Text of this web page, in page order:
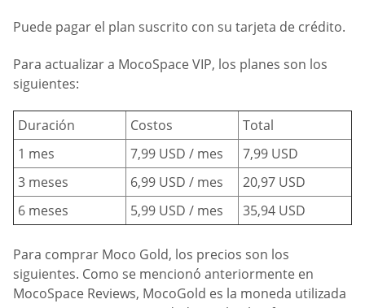
Puede pagar el plan suscrito con su tarjeta de crédito.
Para actualizar a MocoSpace VIP, los planes son los
siguientes:
Duración Costos
Total
1 mes
7,99 USD / mes
7,99 USD
3 meses
6,99 USD / mes
20,97 USD
6 meses
5,99 USD / mes 35,94 USD
Para comprar Moco Gold, los precios son los
siguientes. Como se mencionó anteriormente en
MocoSpace Reviews, MocoGold es la moneda utilizada